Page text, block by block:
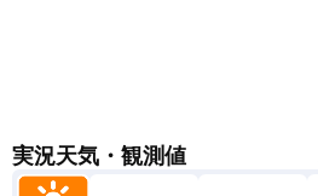
実況天気・観測値